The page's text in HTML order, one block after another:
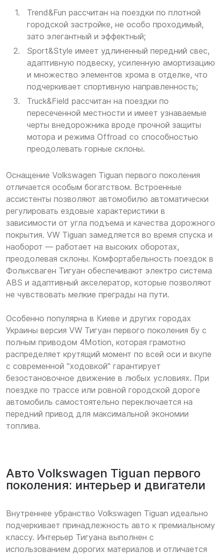
Trend&Fun рассчитан на поездки по плотной
городской застройке, не особо проходимый,
зато элегантный и эффектный;
Sport&Style имеет удлиненный передний свес,
адаптивную подвеску, усиленную амортизацию
и множество элементов хрома в отделке, что
подчеркивает спортивную направленность;
Truck&Field рассчитан на поездки по
пересеченной местности и имеет узнаваемые
черты внедорожника вроде прочной защиты
мотора и режима Offroad со способностью
преодолевать горные склоны.
Оснащение Volkswagen Tiguan первого поколения
отличается особым богатством. Встроенные
ассистенты позволяют автомобилю автоматически
регулировать ездовые характеристики в
зависимости от угла подъема и качества дорожного
покрытия. VW Tiguan замедляется во время спуска и
наоборот — работает на высоких оборотах,
преодолевая склоны. Комфортабельность поездок в
Фольксваген Тигуан обеспечивают электро система
ABS и адаптивный акселератор, которые позволяют
не чувствовать мелкие преграды на пути.
Особенно популярна в Киеве и других городах
Украины версия VW Тигуан первого поколения бу с
полным приводом 4Motion, которая грамотно
распределяет крутящий момент по всей оси и вкупе
с современной "ходовкой" гарантирует
безостановочное движение в любых условиях. При
поездке по трассе или ровной городской дороге
автомобиль самостоятельно переключается на
передний привод для максимальной экономии
топлива.
Авто Volkswagen Tiguan первого
поколения: интерьер и двигатели
Внутреннее убранство Volkswagen Tiguan идеально
подчеркивает принадлежность авто к премиальному
классу. Интерьер Тигуана выполнен с
использованием дорогих материалов и отличается